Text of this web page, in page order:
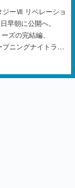
ジーⅦ リベレーショ
早朝に公開へ。
ズの完結編、
プニングナイトライ